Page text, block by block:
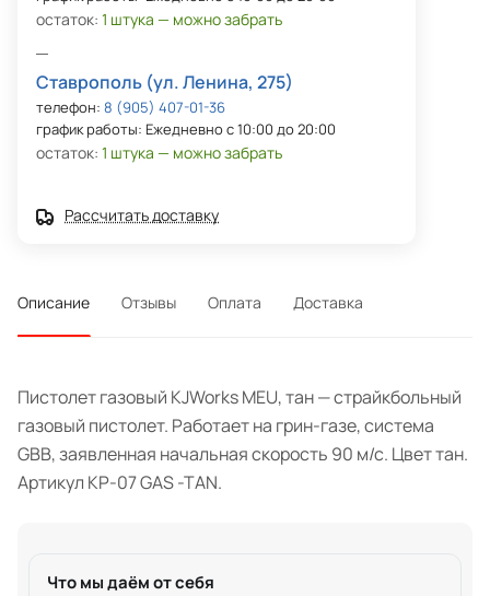
остаток: 1 штука — можно забрать
Ставрополь (ул. Ленина, 275)
телефон: 8 (905) 407-01-36
график работы: Ежедневно с 10:00 до 20:00
остаток: 1 штука — можно забрать
Рассчитать доставку
Описание Отзывы Оплата Доставка
Пистолет газовый KJWorks MEU, тан — страйкбольный
газовый пистолет. Работает на грин-газе, система
GBB, заявленная начальная скорость 90 м/с. Цвет тан.
Артикул KP-07 GAS -TAN.
Что мы даём от себя